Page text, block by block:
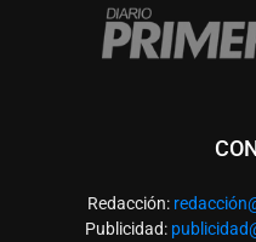
Redacción: redacció
Publicidad: